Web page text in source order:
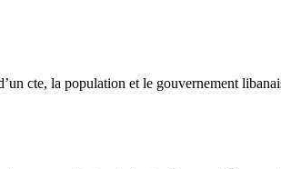
cte, la population et le gouvernement